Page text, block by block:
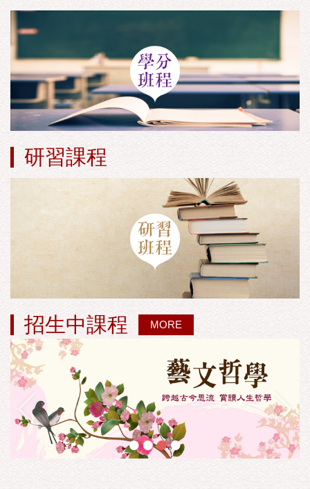
研習課程
招生中課程 MORE
••••